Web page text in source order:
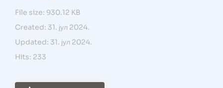
File size: 930.12 KB
Created: 31. јул 2024.
Updated: 31. јул 2024.
Hits: 233